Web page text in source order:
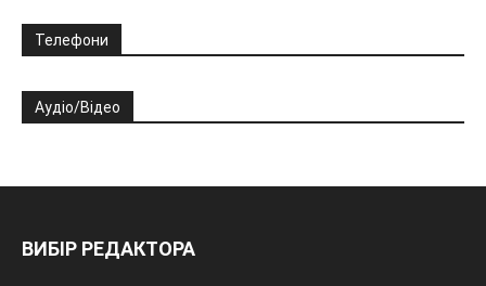
Телефони
Аудіо/Відео
ВИБІР РЕДАКТОРА